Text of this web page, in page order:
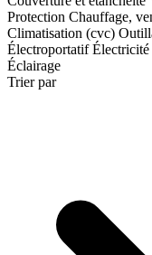
Protection Chauffage,
Climatisation (cvc)
ÉlectroportatifÉlectricité
Éclairage
Trier par